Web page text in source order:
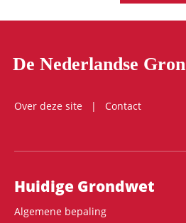
De Nederlandse
Over deze site
Contact
Hoofdnavigatie
Huidige Grondwet
Algemene bepaling